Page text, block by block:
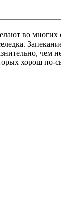
во многих
чем
хорош по-